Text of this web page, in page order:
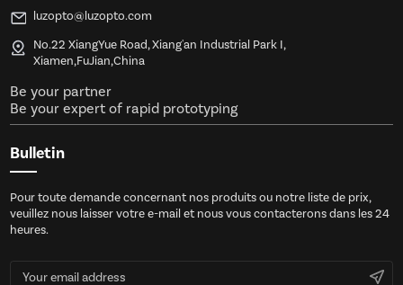
luzopto@luzopto.com
No.22 XiangYue Road, Xiang'an Industrial Park I,
Xiamen,FuJian,China
Be your partner
Be your expert of rapid prototyping
Bulletin
Pour toute demande concernant nos produits ou notre liste de prix,
veuillez nous laisser votre e-mail et nous vous contacterons dans les 24
heures.